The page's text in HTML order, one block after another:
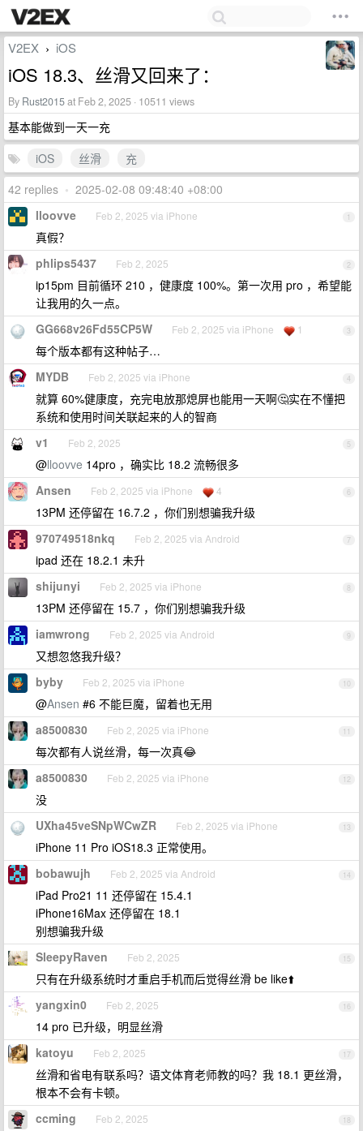
V2EX › iOS
iOS 18.3、丝滑又回来了：
By Rust2015at Feb 2, 2025 · 10511 views
基本能做到一天一充
iOS
丝滑
充
42 replies • 2025-02-08 09:48:40 +08:00
1
lloovve Feb 2, 2025 via iPhone
真假？
2
phlips5437 Feb 2, 2025
ip15pm 目前循环 210 ，健康度 100%。第一次用 pro ，希望能
让我用的久一点。
3
GG668v26Fd55CP5W Feb 2, 2025 via iPhone 1
每个版本都有这种帖子…
4
MYDB Feb 2, 2025 via iPhone
就算 60%健康度，充完电放那熄屏也能用一天啊🤔实在不懂把
系统和使用时间关联起来的人的智商
5
v1 Feb 2, 2025
@lloovve 14pro ，确实比 18.2 流畅很多
6
Ansen Feb 2, 2025 via iPhone 4
13PM 还停留在 16.7.2 ，你们别想骗我升级
7
970749518nkq Feb 2, 2025 via Android
ipad 还在 18.2.1 未升
8
shijunyi Feb 2, 2025 via iPhone
13PM 还停留在 15.7 ，你们别想骗我升级
9
iamwrong Feb 2, 2025 via Android
又想忽悠我升级？
10
byby Feb 2, 2025 via iPhone
@Ansen #6 不能巨魔，留着也无用
11
a8500830 Feb 2, 2025 via iPhone
每次都有人说丝滑，每一次真😂
12
a8500830 Feb 2, 2025 via iPhone
没
13
UXha45veSNpWCwZR Feb 2, 2025 via iPhone
iPhone 11 Pro iOS18.3 正常使用。
14
bobawujh Feb 2, 2025 via Android
iPad Pro21 11 还停留在 15.4.1
iPhone16Max 还停留在 18.1
别想骗我升级
15
SleepyRaven Feb 2, 2025
只有在升级系统时才重启手机而后觉得丝滑 be like⬆️
16
yangxin0 Feb 2, 2025
14 pro 已升级，明显丝滑
17
katoyu Feb 2, 2025
丝滑和省电有联系吗？语文体育老师教的吗？我 18.1 更丝滑，
根本不会有卡顿。
18
ccming Feb 2, 2025